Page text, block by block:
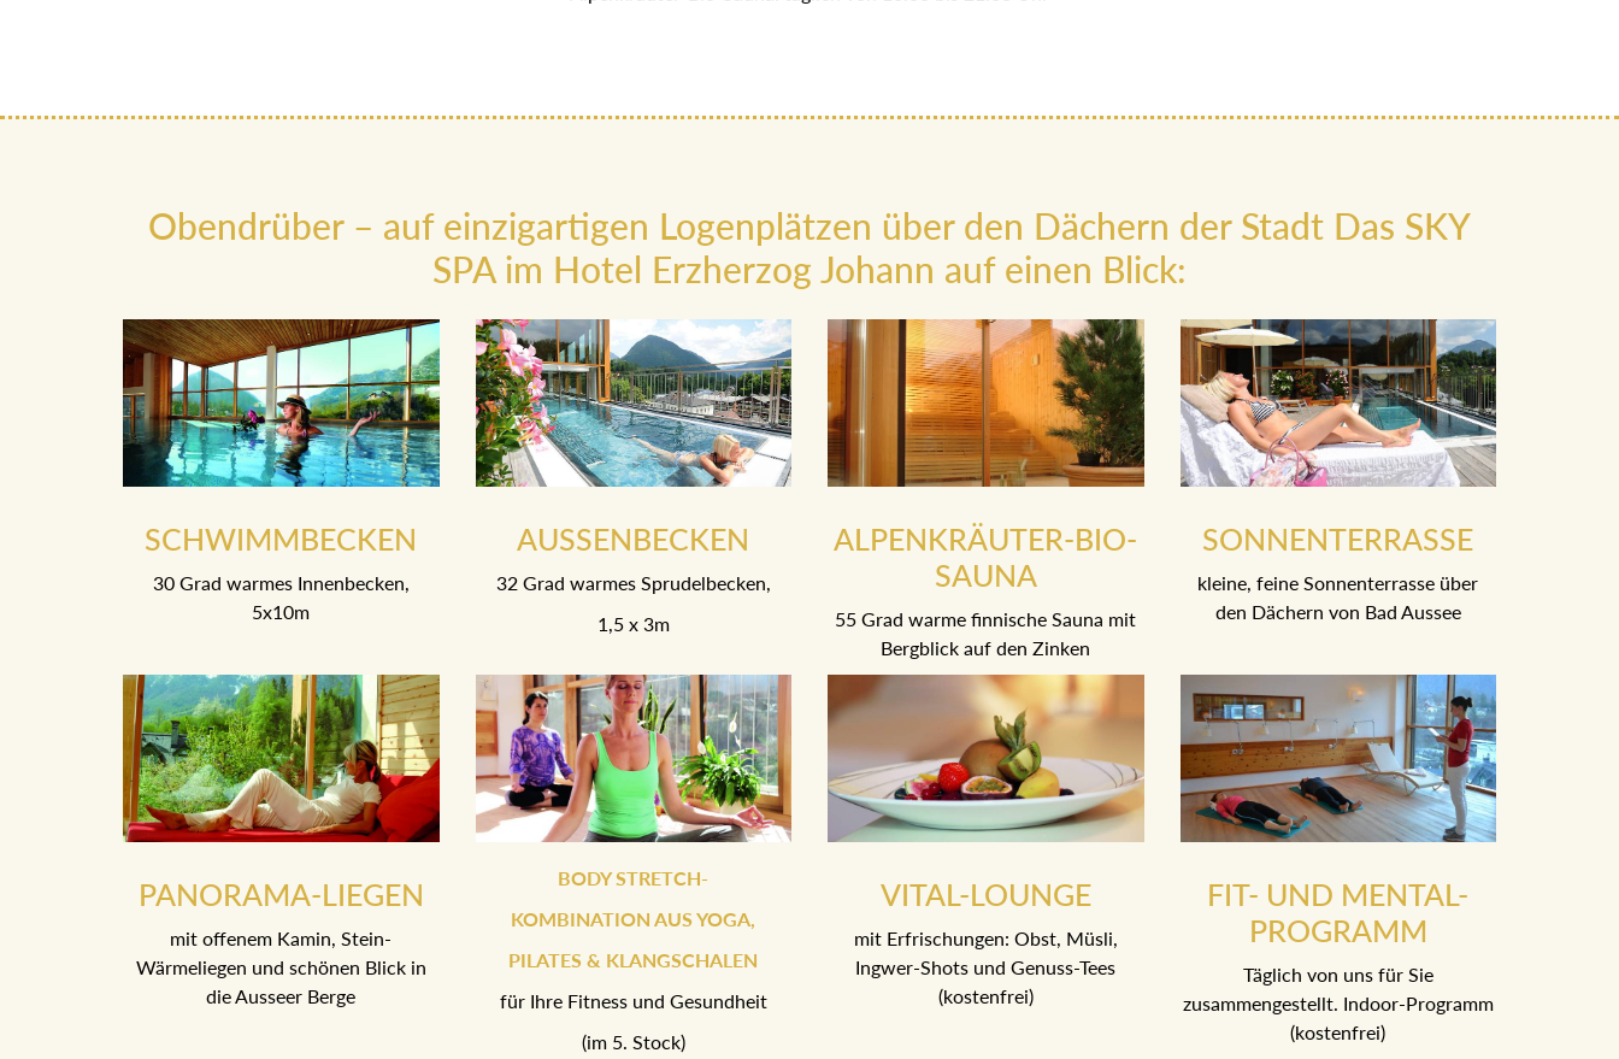
Obendrüber – auf einzigartigen Logenplätzen über den Dächern der Stadt Das SKY
SPA im Hotel Erzherzog Johann auf einen Blick:
SCHWIMMBECKEN
30 Grad warmes Innenbecken,
5x10m
AUSSENBECKEN
32 Grad warmes Sprudelbecken,
1,5 x 3m
ALPENKRÄUTER-BIO-
SAUNA
55 Grad warme finnische Sauna mit
Bergblick auf den Zinken
SONNENTERRASSE
kleine, feine Sonnenterrasse über
den Dächern von Bad Aussee
PANORAMA-LIEGEN
mit offenem Kamin, Stein-
Wärmeliegen und schönen Blick in
die Ausseer Berge
BODY STRETCH-
KOMBINATION AUS YOGA,
PILATES & KLANGSCHALEN
für Ihre Fitness und Gesundheit
(im 5. Stock)
VITAL-LOUNGE
mit Erfrischungen: Obst, Müsli,
Ingwer-Shots und Genuss-Tees
(kostenfrei)
FIT- UND MENTAL-
PROGRAMM
Täglich von uns für Sie
zusammengestellt. Indoor-Programm
(kostenfrei)